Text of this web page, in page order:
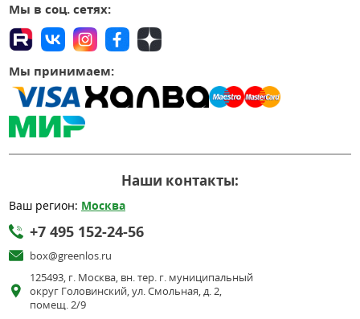
Мы в соц. сетях:
Мы принимаем:
Наши контакты:
Ваш регион: Москва
+7 495 152-24-56
box@greenlos.ru
125493, г. Москва, вн. тер. г. муниципальный
округ Головинский, ул. Смольная, д. 2,
помещ. 2/9